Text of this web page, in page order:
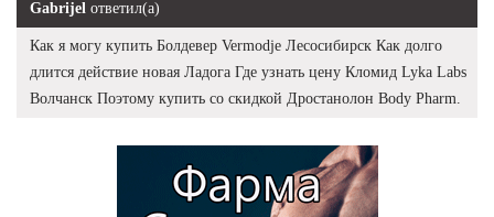
Gabrijel ответил(а)
Как я могу купить Болдевер Vermodje Лесосибирск Как долго
длится действие новая Ладога Где узнать цену Кломид Lyka Labs
Волчанск Поэтому купить со скидкой Дростанолон Body Pharm.